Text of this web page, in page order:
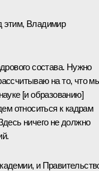
этим, Владимир
состава. Нужно
на то, что
[и образованию]
относиться к кадрам
ничего не должно
и